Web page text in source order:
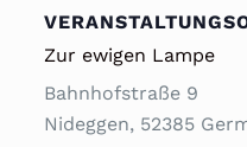
Zur ewigen Lampe
Bahnhofstraße 9
Nideggen, 52385